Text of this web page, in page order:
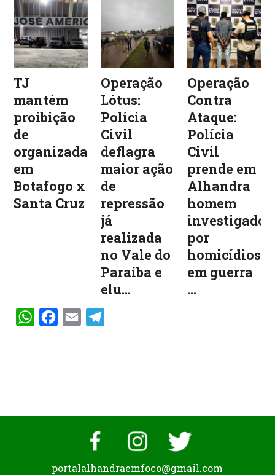
TJ
mantém
proibição
de
organizadas
em
Botafogo x
Santa Cruz
Operação
Lótus:
Polícia
Civil
deflagra
maior ação
de
repressão
já
realizada
no Vale do
Paraíba e
elu...
Operação
Contra
Ataque:
Polícia
Civil
prende em
Alhandra
homem
investigado
por
homicídios
em guerra
...
WhatsAppFacebook
Email
portalalhandraemfoco@gmail.com